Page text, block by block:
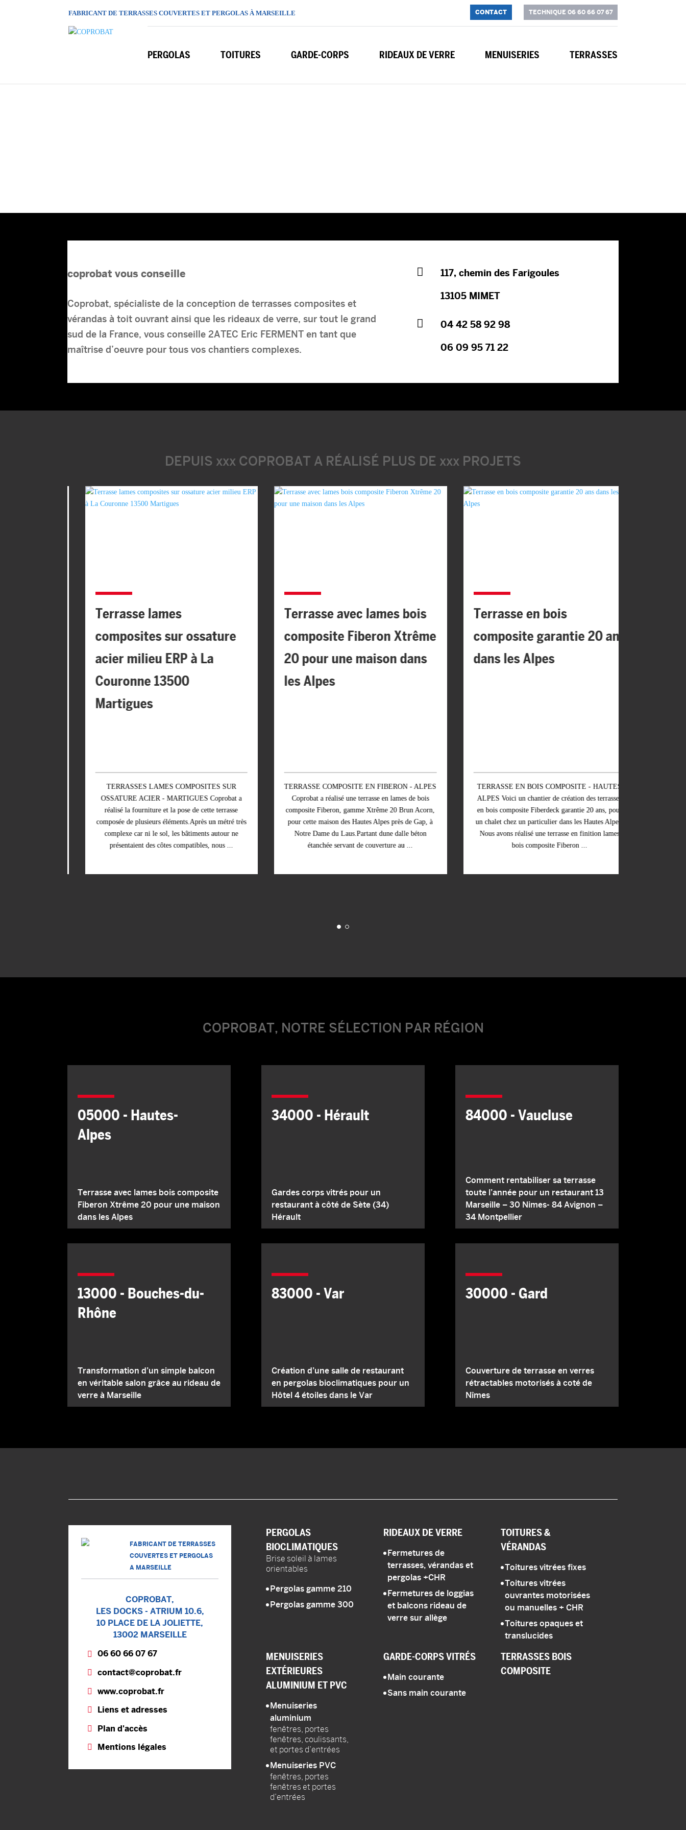
FABRICANT DE TERRASSES COUVERTES ET PERGOLAS À MARSEILLE CONTACT TECHNIQUE 06 60 66 07 67
PERGOLAS TOITURES GARDE-CORPS RIDEAUX DE VERRE MENUISERIES TERRASSES
coprobat vous conseille
Coprobat, spécialiste de la conception de terrasses composites et
vérandas à toit ouvrant ainsi que les rideaux de verre, sur tout le grand
sud de la France, vous conseille 2ATEC Eric FERMENT en tant que
maîtrise d’oeuvre pour tous vos chantiers complexes.
 117, chemin des Farigoules
13105 MIMET
 04 42 58 92 98
06 09 95 71 22
DEPUIS xxx COPROBAT A RÉALISÉ PLUS DE xxx PROJETS
Terrasse lames
composites sur ossature
acier milieu ERP à La
Couronne 13500
Martigues
TERRASSES LAMES COMPOSITES SUR
OSSATURE ACIER - MARTIGUES Coprobat a
réalisé la fourniture et la pose de cette terrasse
composée de plusieurs éléments.Après un métré très
complexe car ni le sol, les bâtiments autour ne
présentaient des côtes compatibles, nous ...
Terrasse avec lames bois
composite Fiberon Xtrême
20 pour une maison dans
les Alpes
TERRASSE COMPOSITE EN FIBERON - ALPES
Coprobat a réalisé une terrasse en lames de bois
composite Fiberon, gamme Xtrême 20 Brun Acorn,
pour cette maison des Hautes Alpes près de Gap, à
Notre Dame du Laus.Partant dune dalle béton
étanchée servant de couverture au ...
Terrasse en bois
composite garantie 20 ans
dans les Alpes
TERRASSE EN BOIS COMPOSITE - HAUTES
ALPES Voici un chantier de création des terrasses
en bois composite Fiberdeck garantie 20 ans, pour
un chalet chez un particulier dans les Hautes Alpes.
Nous avons réalisé une terrasse en finition lames
bois composite Fiberon ...
COPROBAT, NOTRE SÉLECTION PAR RÉGION
05000 - Hautes-
Alpes
Terrasse avec lames bois composite
Fiberon Xtrême 20 pour une maison
dans les Alpes
13000 - Bouches-du-
Rhône
Transformation d’un simple balcon
en véritable salon grâce au rideau de
verre à Marseille
34000 - Hérault
Gardes corps vitrés pour un
restaurant à côté de Sète (34)
Hérault
83000 - Var
Création d’une salle de restaurant
en pergolas bioclimatiques pour un
Hôtel 4 étoiles dans le Var
84000 - Vaucluse
Comment rentabiliser sa terrasse
toute l’année pour un restaurant 13
Marseille – 30 Nimes- 84 Avignon –
34 Montpellier
30000 - Gard
Couverture de terrasse en verres
rétractables motorisés à coté de
Nîmes
FABRICANT DE TERRASSES
COUVERTES ET PERGOLAS
A MARSEILLE
COPROBAT,
LES DOCKS - ATRIUM 10.6,
10 PLACE DE LA JOLIETTE,
13002 MARSEILLE
06 60 66 07 67
contact@coprobat.fr
www.coprobat.fr
Liens et adresses
Plan d'accès
Mentions légales
PERGOLAS
BIOCLIMATIQUES
Brise soleil à lames
orientables
Pergolas gamme 210
Pergolas gamme 300
RIDEAUX DE VERRE
Fermetures de
terrasses, vérandas et
pergolas+CHR
Fermetures de loggias
et balcons rideau de
verre sur allège
TOITURES&
VÉRANDAS
Toitures vitrées fixes
Toitures vitrées
ouvrantes motorisées
ou manuelles+ CHR
Toitures opaques et
translucides
MENUISERIES
EXTÉRIEURES
ALUMINIUM ET PVC
Menuiseries
aluminium
fenêtres, portes
fenêtres, coulissants,
et portes d’entrées
Menuiseries PVC
fenêtres, portes
fenêtres et portes
d’entrées
GARDE-CORPSVITRÉS
Main courante
Sans main courante
TERRASSES BOIS
COMPOSITE